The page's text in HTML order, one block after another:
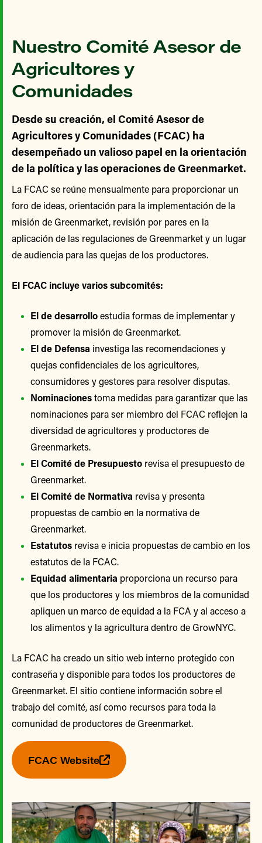
Nuestro Comité Asesor de
Agricultores y
Comunidades
Desde su creación, el Comité Asesor de
Agricultores y Comunidades (FCAC) ha
desempeñado un valioso papel en la orientación
de la política y las operaciones de Greenmarket.
La FCAC se reúne mensualmente para proporcionar un
foro de ideas, orientación para la implementación de la
misión de Greenmarket, revisión por pares en la
aplicación de las regulaciones de Greenmarket y un lugar
de audiencia para las quejas de los productores.
El FCAC incluye varios subcomités:
El de desarrolloestudia formas de implementar y
promover la misión de Greenmarket.
El de Defensa investiga las recomendaciones y
quejas confidenciales de los agricultores,
consumidores y gestores para resolver disputas.
Nominacionestoma medidas para garantizar que las
nominaciones para ser miembro del FCAC reflejen la
diversidad de agricultores y productores de
Greenmarkets.
El Comité de Presupuesto revisa el presupuesto de
Greenmarket.
El Comité de Normativa revisa y presenta
propuestas de cambio en la normativa de
Greenmarket.
Estatutos revisa e inicia propuestas de cambio en los
estatutos de la FCAC.
Equidad alimentaria proporciona un recurso para
que los productores y los miembros de la comunidad
apliquen un marco de equidad a la FCA y al acceso a
los alimentos y la agricultura dentro de GrowNYC.
La FCAC ha creado un sitio web interno protegido con
contraseña y disponible para todos los productores de
Greenmarket. El sitio contiene información sobre el
trabajo del comité, así como recursos para toda la
comunidad de productores de Greenmarket.
FCAC Website